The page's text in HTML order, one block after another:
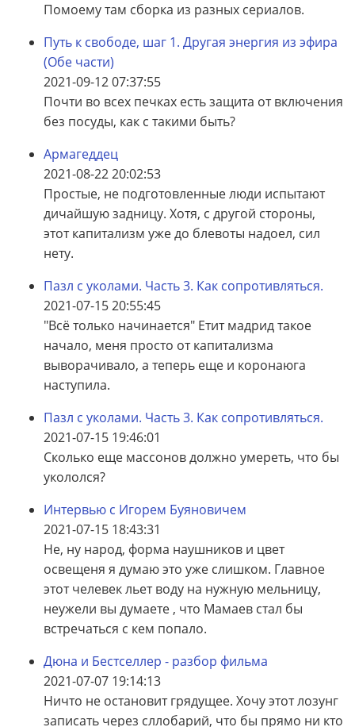
Помоему там сборка из разных сериалов.
Путь к свободе, шаг 1. Другая энергия из эфира
(Обе части)
2021-09-12 07:37:55
Почти во всех печках есть защита от включения
без посуды, как с такими быть?
Армагеддец
2021-08-22 20:02:53
Простые, не подготовленные люди испытают
дичайшую задницу. Хотя, с другой стороны,
этот капитализм уже до блевоты надоел, сил
нету.
Пазл с уколами. Часть 3. Как сопротивляться.
2021-07-15 20:55:45
"Всё только начинается" Етит мадрид такое
начало, меня просто от капитализма
выворачивало, а теперь еще и коронаюга
наступила.
Пазл с уколами. Часть 3. Как сопротивляться.
2021-07-15 19:46:01
Сколько еще массонов должно умереть, что бы
укололся?
Интервью с Игорем Буяновичем
2021-07-15 18:43:31
Не, ну народ, форма наушников и цвет
освещеня я думаю это уже слишком. Главное
этот челевек льет воду на нужную мельницу,
неужели вы думаете , что Мамаев стал бы
встречаться с кем попало.
Дюна и Бестселлер - разбор фильма
2021-07-07 19:14:13
Ничто не остановит грядущее. Хочу этот лозунг
записать через сллобарий, что бы прямо ни кто